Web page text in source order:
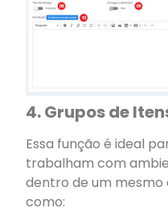
4. Grupos de
Essa função é ideal
trabalham com
dentro de um
como: